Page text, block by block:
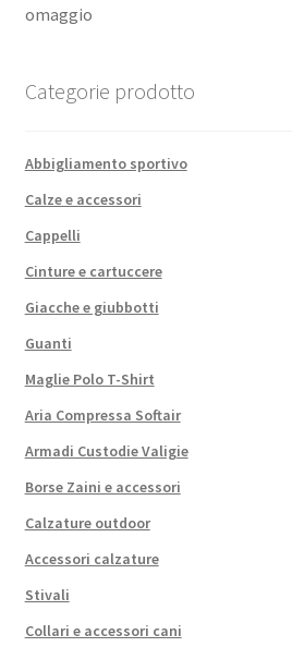
omaggio
Categorie prodotto
Abbigliamento sportivo
Calze e accessori
Cappelli
Cinture e cartuccere
Giacche e giubbotti
Guanti
Maglie Polo T-Shirt
Aria Compressa Softair
Armadi Custodie Valigie
Borse Zaini e accessori
Calzature outdoor
Accessori calzature
Stivali
Collari e accessori cani